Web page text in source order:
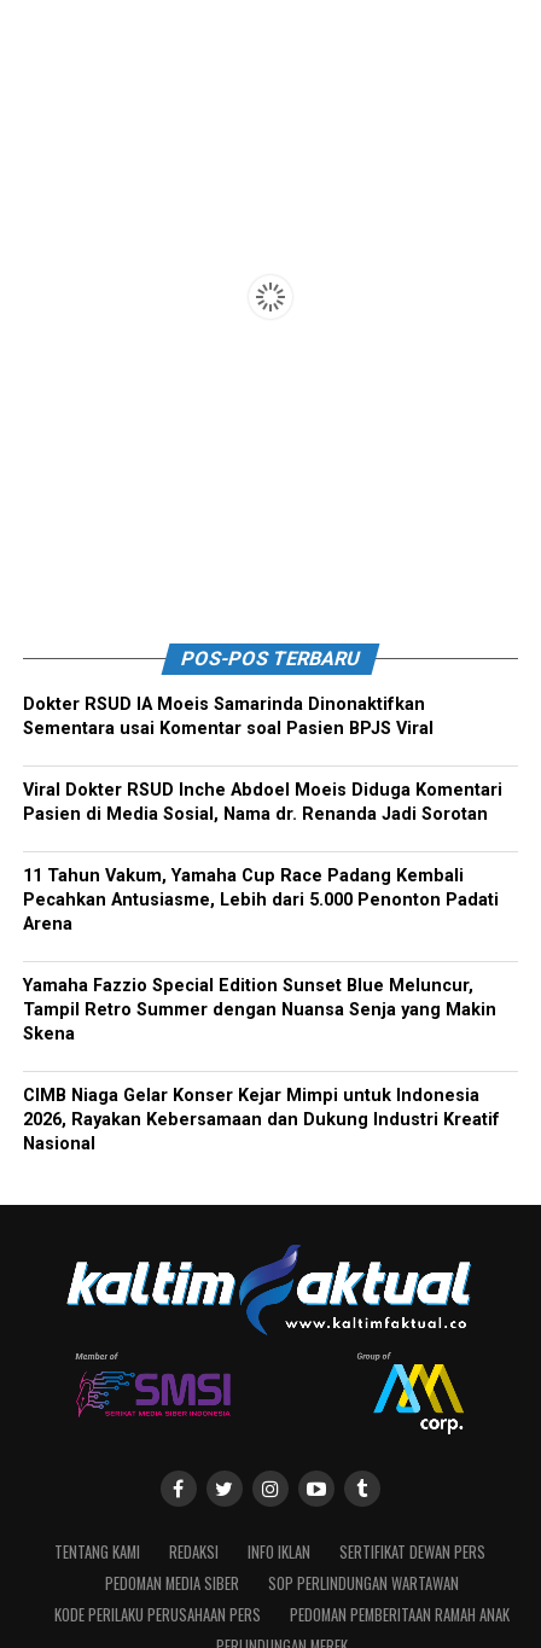
POS-POS TERBARU
Dokter RSUD IA Moeis Samarinda Dinonaktifkan
Sementara usai Komentar soal Pasien BPJS Viral
Viral Dokter RSUD Inche Abdoel Moeis Diduga Komentari
Pasien di Media Sosial, Nama dr. Renanda Jadi Sorotan
11 Tahun Vakum, Yamaha Cup Race Padang Kembali
Pecahkan Antusiasme, Lebih dari 5.000 Penonton Padati
Arena
Yamaha Fazzio Special Edition Sunset Blue Meluncur,
Tampil Retro Summer dengan Nuansa Senja yang Makin
Skena
CIMB Niaga Gelar Konser Kejar Mimpi untuk Indonesia
2026, Rayakan Kebersamaan dan Dukung Industri Kreatif
Nasional
TENTANG KAMI REDAKSI INFO IKLAN
SERTIFIKAT DEWAN PERS
PEDOMAN MEDIA SIBER
SOP PERLINDUNGAN WARTAWAN
KODE PERILAKU PERUSAHAAN PERS
PEDOMAN PEMBERITAAN RAMAH ANAK